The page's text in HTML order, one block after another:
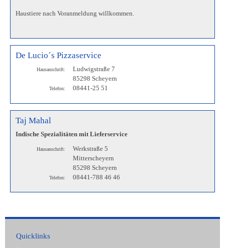
Haustiere nach Voranmeldung willkommen.
De Lucio´s Pizzaservice
Hausanschrift:
Ludwigstraße 7
85298 Scheyern
Telefon: 08441-25 51
Taj Mahal
Indische Spezialitäten mit Lieferservice
Hausanschrift:
Werkstraße 5
Mitterscheyern
85298 Scheyern
Telefon: 08441-788 46 46
Quicklinks